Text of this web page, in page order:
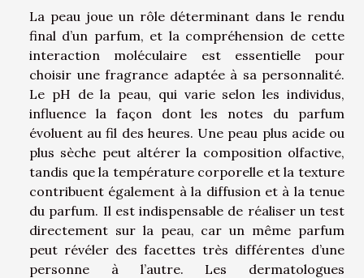
La peau joue un rôle déterminant dans le rendu
final d’un parfum, et la compréhension de cette
interaction moléculaire est essentielle pour
choisir une fragrance adaptée à sa personnalité.
Le pH de la peau, qui varie selon les individus,
influence la façon dont les notes du parfum
évoluent au fil des heures. Une peau plus acide ou
plus sèche peut altérer la composition olfactive,
tandis que la température corporelle et la texture
contribuent également à la diffusion et à la tenue
du parfum. Il est indispensable de réaliser un test
directement sur la peau, car un même parfum
peut révéler des facettes très différentes d’une
personne à l’autre. Les dermatologues